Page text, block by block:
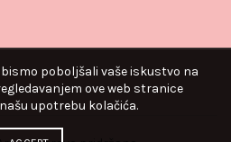
poboljšali vaše iskustvo na
ove web stranice
upotrebu kolačića.